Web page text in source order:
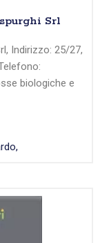
Srl
Indirizzo: 25/27,
biologiche e